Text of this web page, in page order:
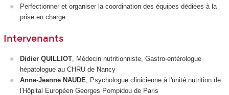
Perfectionner et organiser la coordination des équipes dédiées à la
prise en charge
Intervenants
Didier QUILLIOT , Médecin nutritionniste, Gastro-entérologue
hépatologue au CHRU de Nancy
Anne-Jeanne NAUDE , Psychologue clinicienne à l'unité nutrition de
l'Hôpital Européen Georges Pompidou de Paris